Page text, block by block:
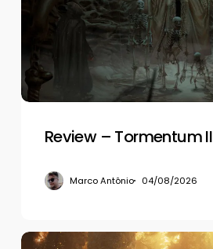
Review – Tormentum II
Marco Antônio 04/08/2026
Review